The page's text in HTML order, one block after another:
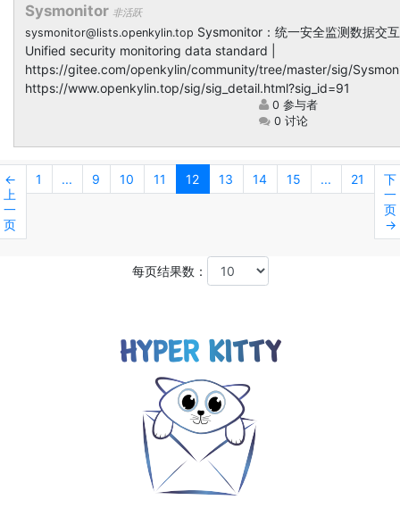
Sysmonitor 非活跃
sysmonitor@lists.openkylin.top Sysmonitor：统一安全监测数据交
Unified security monitoring data standard |
https://gitee.com/openkylin/community/tree/master/sig/
https://www.openkylin.top/sig/sig_detail.html?sig_id=91
0 参与者
0 讨论
←
上
一
页
1 ... 9 10 11 12 13 14 15 ... 21
下
一
页
→
每页结果数：